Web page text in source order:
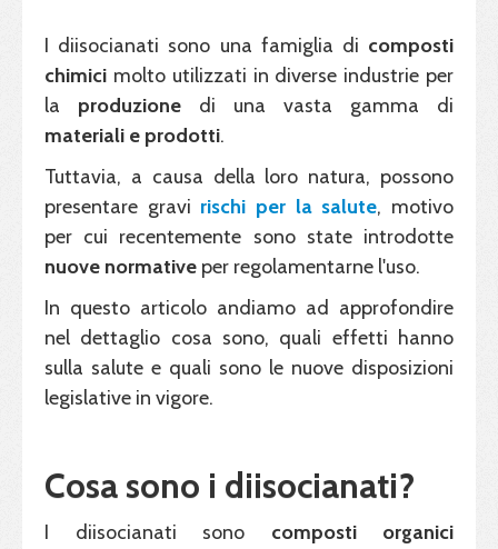
I diisocianati sono una famiglia di composti
chimici molto utilizzati in diverse industrie per
la produzione di una vasta gamma di
materiali e prodotti.
Tuttavia, a causa della loro natura, possono
presentare gravi rischi per la salute, motivo
per cui recentemente sono state introdotte
nuove normative per regolamentarne l'uso.
In questo articolo andiamo ad approfondire
nel dettaglio cosa sono, quali effetti hanno
sulla salute e quali sono le nuove disposizioni
legislative in vigore.
Cosa sono i diisocianati?
I diisocianati sono composti organici